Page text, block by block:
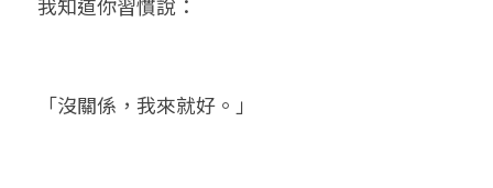
「沒關係，我來就好。」